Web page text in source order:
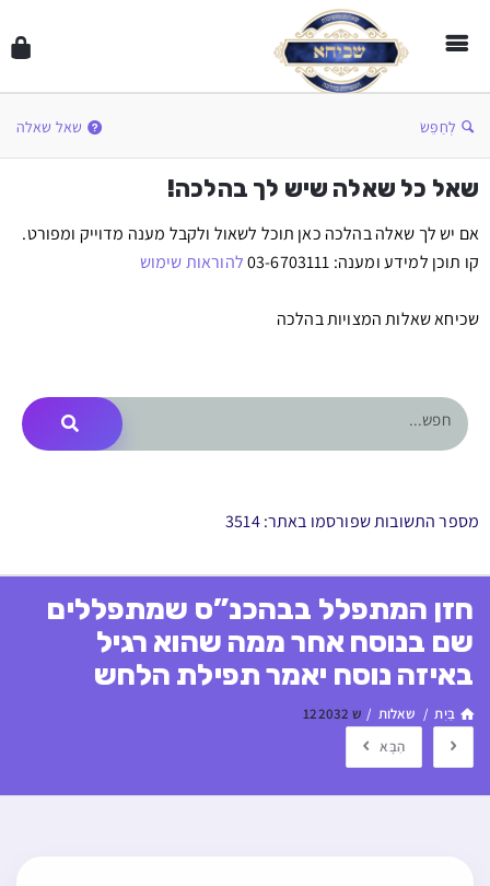
לְחַפֵּשׂ שאל שאלה
שאל כל שאלה שיש לך בהלכה!
אם יש לך שאלה בהלכה כאן תוכל לשאול ולקבל מענה מדוייק ומפורט.
קו תוכן למידע ומענה: 03-6703111
להוראות שימוש
שכיחא שאלות המצויות בהלכה
מספר התשובות שפורסמו באתר: 3514
חזן המתפלל בבהכנ”ס שמתפללים
שם בנוסח אחר ממה שהוא רגיל
באיזה נוסח יאמר תפילת הלחש
בַּיִת / שאלות / ש 122032
הַבָּא